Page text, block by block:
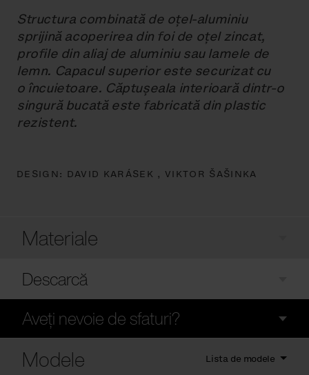
Structura combinată de oțel-aluminiu
sprijină acoperirea din foi de oțel zincat,
profile din aliaj de aluminiu sau lamele de
lemn. Capacul superior este securizat cu
o încuietoare. Căptușeala interioară dintr-o
singură bucată este fabricată din plastic
rezistent.
DESIGN: DAVID KARÁSEK , VIKTOR ŠAŠINKA
Materiale
Descarcă
Aveți nevoie de sfaturi?
Modele Lista de modele